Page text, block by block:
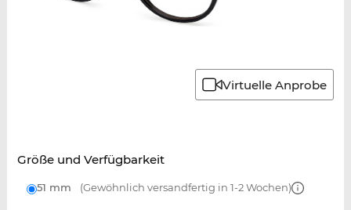
Virtuelle Anprobe
Größe und Verfügbarkeit
51 mm (Gewöhnlich versandfertig in 1-2 Wochen)